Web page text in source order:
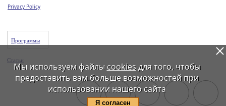
Privacy Policy
Программы
Статьи
Мы используем файлы cookiesдля того, чтобы
предоставить вам больше возможностей при
использовании нашего сайта